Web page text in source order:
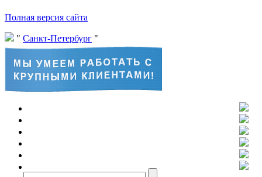
Полная версия сайта
Санкт-Петербург